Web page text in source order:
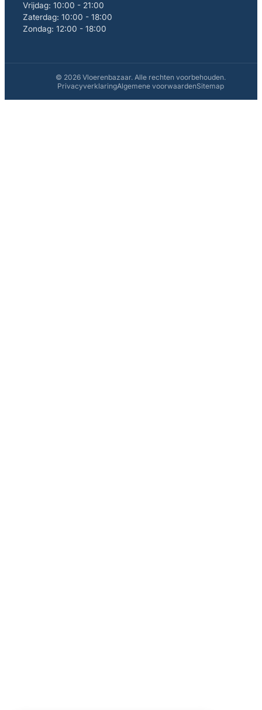
Vrijdag: 10:00 - 21:00
Zaterdag: 10:00 - 18:00
Zondag: 12:00 - 18:00
© 2026 Vloerenbazaar. Alle rechten voorbehouden.
PrivacyverklaringAlgemene voorwaardenSitemap